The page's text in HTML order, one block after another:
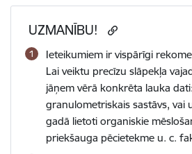
UZMANĪBU!
Ieteikumiem ir vispārīgi
Lai veiktu precīzu slāpekļa
jāņem vērā konkrēta lauka
granulometriskais sastāvs, vai
gadā lietoti organiskie
priekšauga pēcietekme u. c.